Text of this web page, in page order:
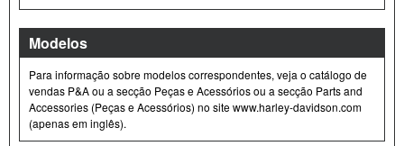
Modelos
Para informação sobre modelos correspondentes, veja o catálogo de
vendas P&A ou a secção Peças e Acessórios ou a secção Parts and
Accessories (Peças e Acessórios) no site www.harley-davidson.com
(apenas em inglês).